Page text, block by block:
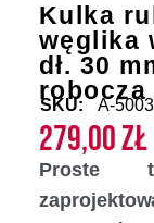
Kulka
węglika
dł. 30
robocza
SKU: A-
279,00zł
Proste